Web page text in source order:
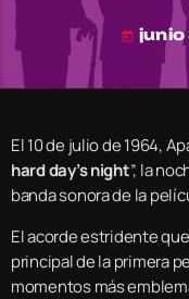
today
El 10 de julio de 1964,
hard day’s night”, la
banda sonora de la
El acorde estridente que
principal de la primera
momentos más